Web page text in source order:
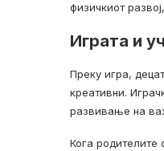
физичкиот
Играта и
Преку игра,
креативни.
развивање на
Кога родителите